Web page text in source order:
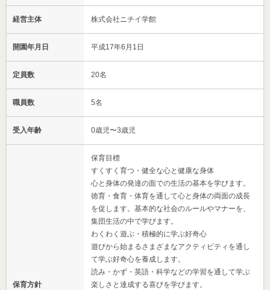
経営主体 株式会社ニチイ学館
開園年月日 平成17年6月1日
定員数 20名
職員数 5名
受入年齢 0歳児〜3歳児
保育方針
保育目標
すくすく育つ・健全な心と健康な身体
心と身体の発達の面での生活の基本を学びます。
徳育・食育・体育を通して心と身体の両面の成長
を促します。基本的な社会のルールやマナーを、
集団生活の中で学びます。
わくわく遊ぶ・積極的に学ぶ好奇心
遊びから始まるさまざまなアクティビティを通し
て学ぶ好奇心を養成します。
読み・かず・英語・科学などの学習を通して学ぶ
楽しさと達成する喜びを学びます。